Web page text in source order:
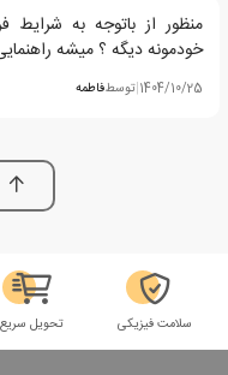
منظور از باتوجه به
خودمونه دیگه ؟ میشه
1404/10/25
|توسطفاطمه
سلامت فیزیکی تحویل سریع